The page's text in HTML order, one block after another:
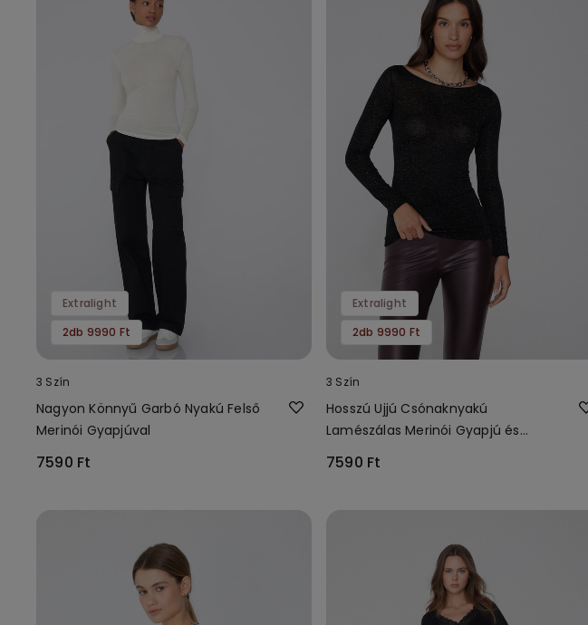
Extralight
2db 9990 Ft
3 Szín
Nagyon Könnyű Garbó Nyakú Felső
Merinói Gyapjúval
7590 Ft
Extralight
2db 9990 Ft
3 Szín
Hosszú Ujjú Csónaknyakú
Lamészálas Merinói Gyapjú és
7590 Ft